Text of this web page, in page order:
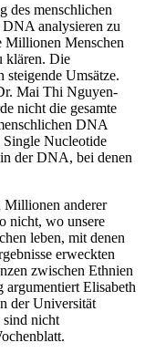
des menschlichen
analysieren zu
Millionen Menschen
klären. Die
steigende Umsätze.
Mai Thi Nguyen-
nicht die gesamte
DNA
Single Nucleotide
der DNA, bei denen
Millionen anderer
nicht, wo unsere
leben, mit denen
erweckten
zwischen Ethnien
Elisabeth
der Universität
sind nicht